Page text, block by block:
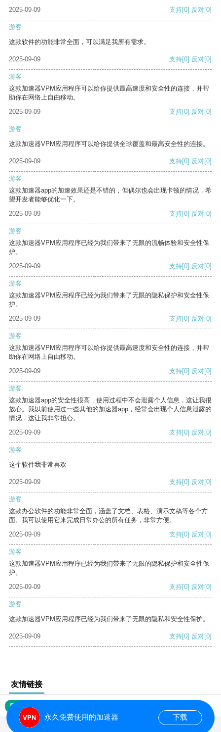
2025-09-09 支持[0] 反对[0]
游客
这款软件的功能非常全面，可以满足我所有需求。
2025-09-09 支持[0] 反对[0]
游客
这款加速器VPM应用程序可以给你提供最高速度和安全性的连接，并帮
助你在网络上自由移动。
2025-09-09
支持[0] 反对[0]
游客
这款加速器VPM应用程序可以给你提供全球覆盖和最高安全性的连接。
2025-09-09 支持[0] 反对[0]
游客
这款加速器app的加速效果还是不错的，但偶尔也会出现卡顿的情况，希
望开发者能够优化一下。
2025-09-09
支持[0] 反对[0]
游客
这款加速器VPM应用程序已经为我们带来了无限的流畅体验和安全性保
护。
2025-09-09
支持[0] 反对[0]
游客
这款加速器VPM应用程序已经为我们带来了无限的隐私保护和安全性保
护。
2025-09-09
支持[0] 反对[0]
游客
这款加速器VPM应用程序可以给你提供最高速度和安全性的连接，并帮
助你在网络上自由移动。
2025-09-09
支持[0] 反对[0]
游客
这款加速器app的安全性很高，使用过程中不会泄露个人信息，这让我很
放心。我以前使用过一些其他的加速器app，经常会出现个人信息泄露的
情况，这让我非常担心。
2025-09-09
支持[0] 反对[0]
游客
这个软件我非常喜欢
2025-09-09 支持[0] 反对[0]
游客
这款办公软件的功能非常全面，涵盖了文档、表格、演示文稿等各个方
面。我可以使用它来完成日常办公的所有任务，非常方便。
2025-09-09
支持[0] 反对[0]
游客
这款加速器VPM应用程序已经为我们带来了无限的隐私保护和安全性保
护。
2025-09-09
支持[0] 反对[0]
游客
这款加速器VPM应用程序已经为我们带来了无限的隐私和安全性保护。
2025-09-09 支持[0] 反对[0]
友情链接
网站地图
永久免费使用的加速器 下载